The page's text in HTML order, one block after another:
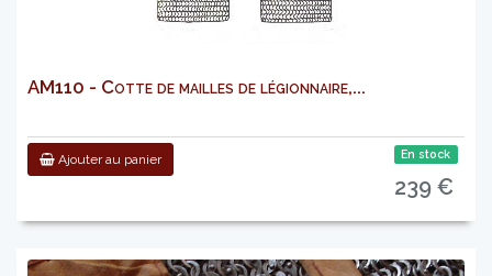
AM110 - Cotte de mailles de légionnaire,...
Ajouter au panier En stock
239 €